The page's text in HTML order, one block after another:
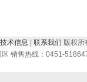
技术信息 联系我们 版权
区 销售热线：0451-